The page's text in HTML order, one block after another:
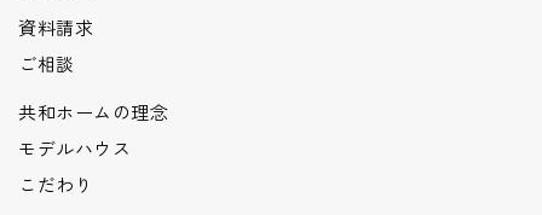
資料請求
ご相談
共和ホームの理念
モデルハウス
こだわり